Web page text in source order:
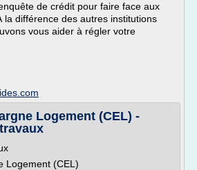
de crédit pour faire face aux
la différence des autres institutions
vous aider à régler votre
Logement (CEL) -
Logement (CEL)